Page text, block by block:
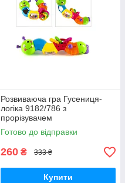
Розвиваюча гра Гусениця-
логіка 9182/786 з
прорізувачем
Готово до відправки
260 ₴ 333 ₴
Купити